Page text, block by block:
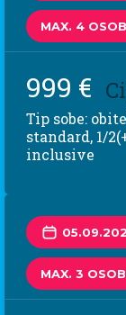
MAX. 4
999 €
Tip sobe:
standard, 1/
inclusive
MAX. 3